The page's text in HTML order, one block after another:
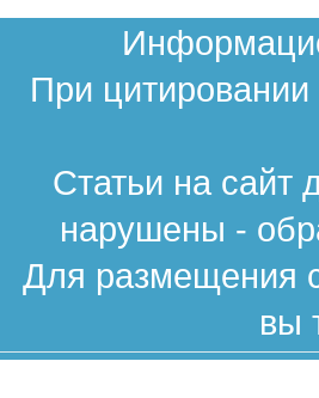
При
Статьи на сайт
нарушены -
Для размещения
вы